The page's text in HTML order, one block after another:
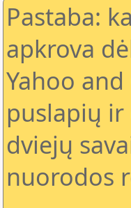
Pastaba:
apkrova
Yahoo
puslapių ir
dviejų
nuorodos